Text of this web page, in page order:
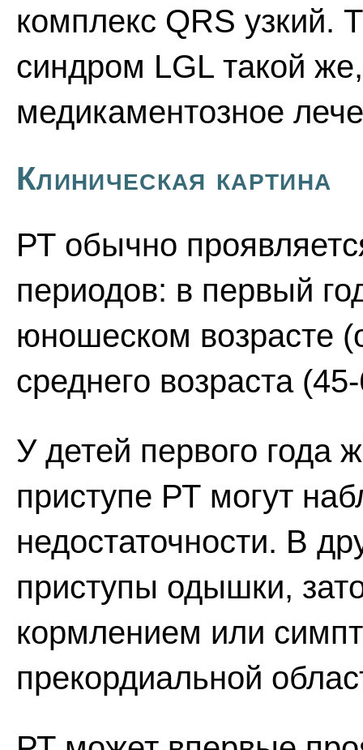
комплекс QRS узкий.
синдром LGL такой
медикаментозное
Клиническая картина
РТ обычно
периодов: в первый
юношеском возрасте
среднего возраста
У детей первого года
приступе РТ могут
недостаточности. В
приступы одышки,
кормлением или
прекордиальной